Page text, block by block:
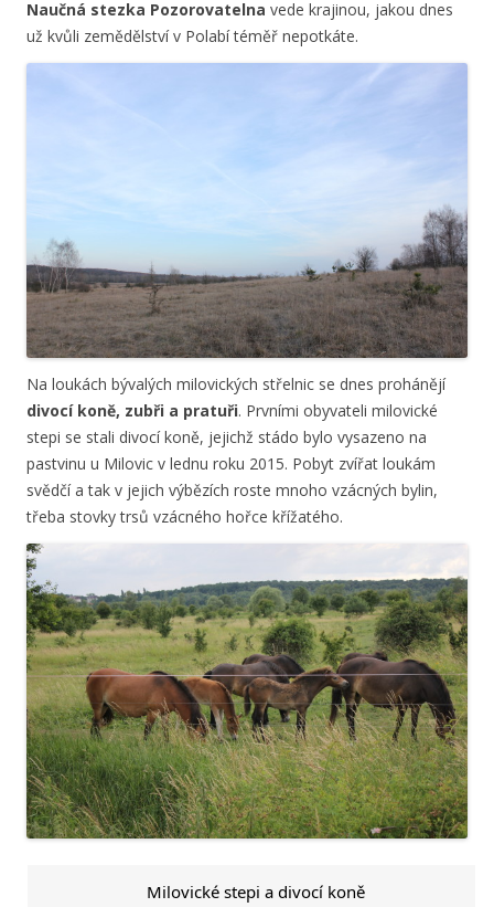
Naučná stezka Pozorovatelna vede krajinou, jakou dnes
už kvůli zemědělství v Polabí téměř nepotkáte.
Na loukách bývalých milovických střelnic se dnes prohánějí
divocí koně, zubři a pratuři. Prvními obyvateli milovické
stepi se stali divocí koně, jejichž stádo bylo vysazeno na
pastvinu u Milovic v lednu roku 2015. Pobyt zvířat loukám
svědčí a tak v jejich výbězích roste mnoho vzácných bylin,
třeba stovky trsů vzácného hořce křížatého.
Milovické stepi a divocí koně